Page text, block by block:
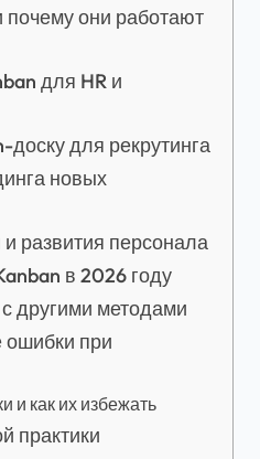
они работают
для HR и
доску для рекрутинга
новых
развития персонала
в 2026 году
другими методами
ошибки при
и как их избежать
практики